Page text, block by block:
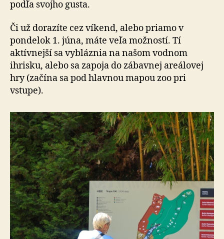
podľa svojho gusta.
Či už dorazíte cez víkend, alebo priamo v
pondelok 1. júna, máte veľa možností. Tí
aktívnejší sa vybláznia na našom vodnom
ihrisku, alebo sa zapoja do zábavnej areálovej
hry (začína sa pod hlavnou mapou zoo pri
vstupe).